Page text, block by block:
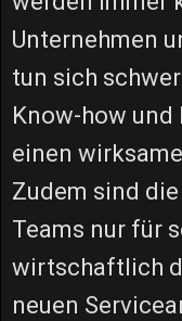
Unternehmen
tun sich
Know-how und
einen
Zudem sind
Teams nur für
wirtschaftlich
neuen